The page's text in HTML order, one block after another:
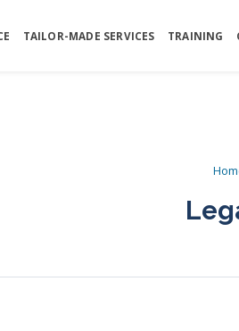
TAILOR-MADE SERVICES TRAINING